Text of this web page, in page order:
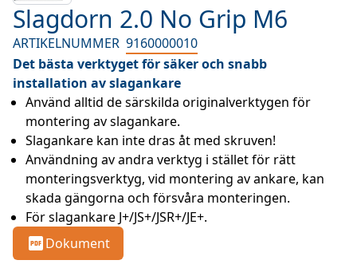
Slagdorn 2.0 No Grip M6
ARTIKELNUMMER 9160000010
Det bästa verktyget för säker och snabb
installation av slagankare
Använd alltid de särskilda originalverktygen för
montering av slagankare.
Slagankare kan inte dras åt med skruven!
Användning av andra verktyg i stället för rätt
monteringsverktyg, vid montering av ankare, kan
skada gängorna och försvåra monteringen.
För slagankare J+/JS+/JSR+/JE+.
Dokument